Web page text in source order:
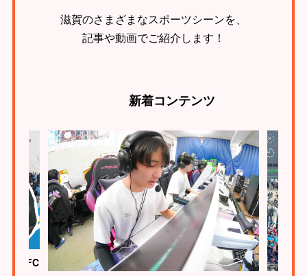
滋賀のさまざまなスポーツシーンを、
記事や動画でご紹介します！
新着コンテンツ
滋賀FC